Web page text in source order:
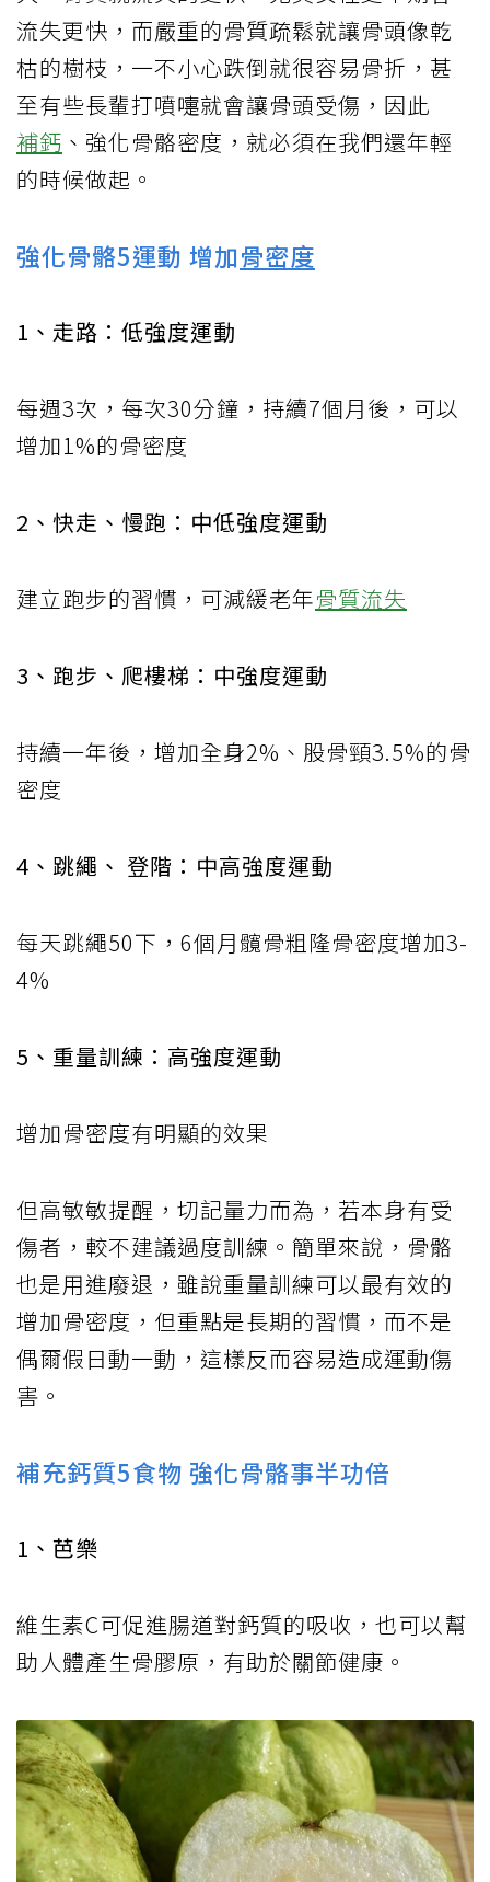
流失更快，而嚴重的骨質疏鬆就讓骨頭像乾
枯的樹枝，一不小心跌倒就很容易骨折，甚
至有些長輩打噴嚏就會讓骨頭受傷，因此
補鈣 、強化骨骼密度，就必須在我們還年輕
的時候做起。
強化骨骼5運動 增加骨密度
1、走路：低強度運動
每週3次，每次30分鐘，持續7個月後，可以
增加1%的骨密度
2、快走、慢跑：中低強度運動
建立跑步的習慣，可減緩老年骨質流失
3、跑步、爬樓梯：中強度運動
持續一年後，增加全身2%、股骨頸3.5%的骨
密度
4、跳繩、 登階：中高強度運動
每天跳繩50下，6個月髖骨粗隆骨密度增加3-
4%
5、重量訓練：高強度運動
增加骨密度有明顯的效果
但高敏敏提醒，切記量力而為，若本身有受
傷者，較不建議過度訓練。簡單來說，骨骼
也是用進廢退，雖說重量訓練可以最有效的
增加骨密度，但重點是長期的習慣，而不是
偶爾假日動一動，這樣反而容易造成運動傷
害。
補充鈣質5食物 強化骨骼事半功倍
1、芭樂
維生素C可促進腸道對鈣質的吸收，也可以幫
助人體產生骨膠原，有助於關節健康。